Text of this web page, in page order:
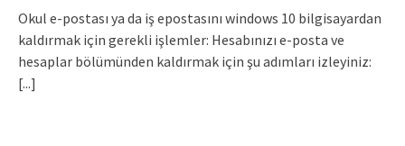
Okul e-postası ya da iş epostasını windows 10 bilgisayardan
kaldırmak için gerekli işlemler: Hesabınızı e-posta ve
hesaplar bölümünden kaldırmak için şu adımları izleyiniz:
[...]